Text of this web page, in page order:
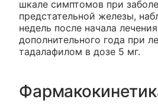
шкале симптомов при
предстательной железы,
недель после начала
дополнительного года при
тадалафилом в дозе 5 мг.